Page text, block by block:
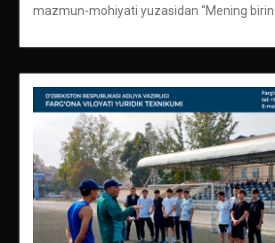
mazmun-mohiyati yuzasidan “Mening